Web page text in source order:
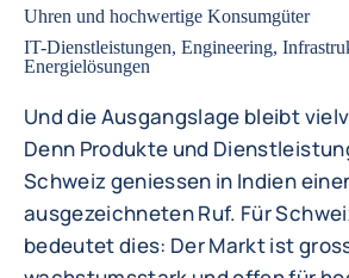
Uhren und hochwertige Konsumgüter
IT-Dienstleistungen, Engineering,
Energielösungen
Und die Ausgangslage bleibt
Denn Produkte und
Schweiz geniessen in Indien
ausgezeichneten Ruf. Für
bedeutet dies: Der Markt ist